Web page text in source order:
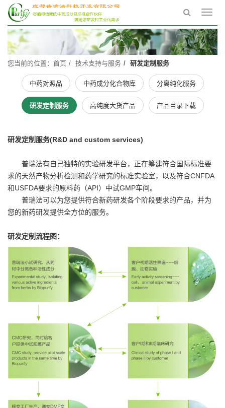
您当前的位置： 首页 技术支持与服务 研发定制服务
中药对照品 中药成分化合物库 分离纯化服务
研发定制服务 高纯度大货产品 产品目录下载
研发定制服务(R&D and custom services)
普瑞法有自己独特的实验研发平台，正在筹建符合国际标准要
求的天然产物分析检测和药学研究的标准实验室，以及符合CNFDA
和USFDA要求的原料药（API）中试GMP车间。
普瑞法可以为您提供符合新药研发各个阶段要求的产品，并为
您的新药研发提供全方位的服务。
研发定制流程图：